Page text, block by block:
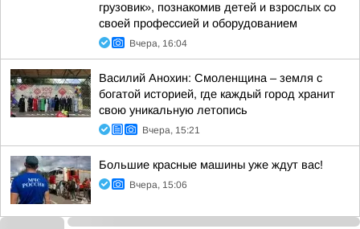
грузовик», познакомив детей и взрослых со
своей профессией и оборудованием
Вчера, 16:04
Василий Анохин: Смоленщина – земля с
богатой историей, где каждый город хранит
свою уникальную летопись
Вчера, 15:21
Большие красные машины уже ждут вас!
Вчера, 15:06